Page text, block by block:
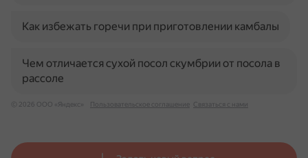
Как избежать горечи при приготовлении камбалы
Чем отличается сухой посол скумбрии от посола в
рассоле
© 2026 ООО «Яндекс» Пользовательское соглашение Связаться с нами